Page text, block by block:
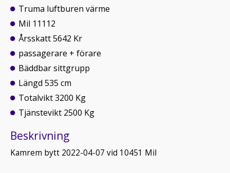
Truma luftburen värme
Mil 11112
Årsskatt 5642 Kr
passagerare + förare
Bäddbar sittgrupp
Längd 535 cm
Totalvikt 3200 Kg
Tjänstevikt 2500 Kg
Beskrivning
Kamrem bytt 2022-04-07 vid 10451 Mil